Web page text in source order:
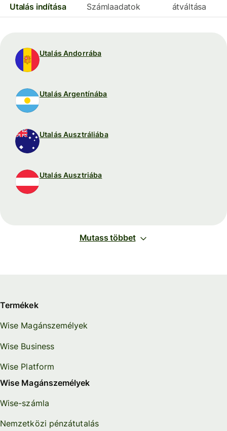
Utalás indítása Számlaadatok
átváltása
Utalás Andorrába
Utalás Argentínába
Utalás Ausztráliába
Utalás Ausztriába
Mutass többet
Termékek
Wise Magánszemélyek
Wise Business
Wise Platform
Wise Magánszemélyek
Wise-számla
Nemzetközi pénzátutalás